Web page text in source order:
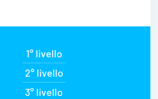
1° livello
2° livello
3° livello